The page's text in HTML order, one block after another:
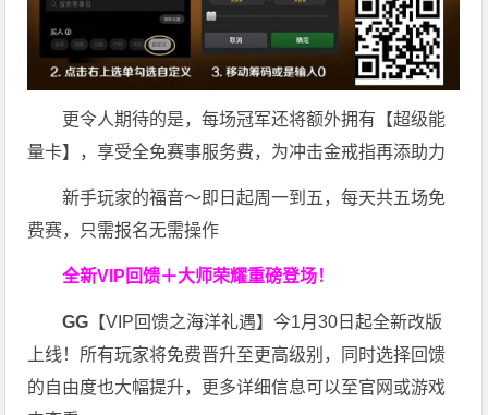
更令人期待的是，每场冠军还将额外拥有【超级能
量卡】，享受全免赛事服务费，为冲击金戒指再添助力
新手玩家的福音～即日起周一到五，每天共五场免
费赛，只需报名无需操作
全新VIP回馈＋大师荣耀重磅登场！
GG 【VIP回馈之海洋礼遇】今1月30日起全新改版
上线！所有玩家将免费晋升至更高级别，同时选择回馈
的自由度也大幅提升，更多详细信息可以至官网或游戏